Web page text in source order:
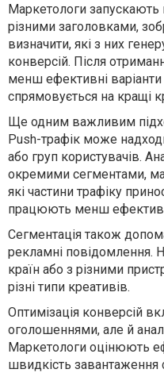
Маркетологи запускають
різними заголовками,
визначити, які з них
конверсій. Після
менш ефективні
спрямовується на кращі
Ще одним важливим
Push-трафік може
або груп користувачів.
окремими сегментами,
які частини трафіку
працюють менш
Сегментація також
рекламні повідомлення.
країн або з різними
різні типи креативів.
Оптимізація конверсій
оголошеннями, але й
Маркетологи оцінюють
швидкість завантаження